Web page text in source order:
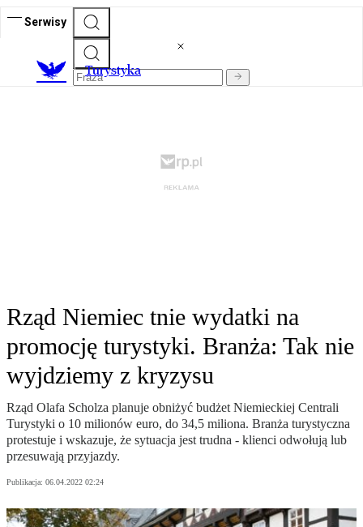
Serwisy
Turystyka
Rząd Niemiec tnie wydatki na
promocję turystyki. Branża: Tak nie
wyjdziemy z kryzysu
Rząd Olafa Scholza planuje obniżyć budżet Niemieckiej Centrali
Turystyki o 10 milionów euro, do 34,5 miliona. Branża turystyczna
protestuje i wskazuje, że sytuacja jest trudna - klienci odwołują lub
przesuwają przyjazdy.
Publikacja: 06.04.2022 02:24